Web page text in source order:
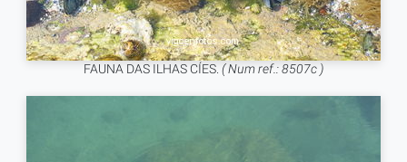
FAUNA DAS ILHAS CÍES. ( Num ref.: 8507c )